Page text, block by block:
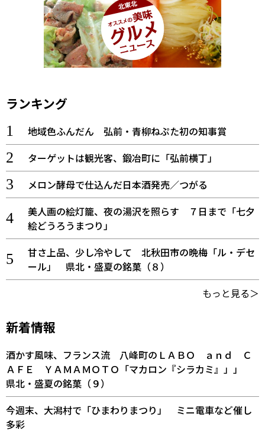
ランキング
地域色ふんだん 弘前・青柳ねぷた初の知事賞
ターゲットは観光客、鍛冶町に「弘前横丁」
メロン酵母で仕込んだ日本酒発売／つがる
美人画の絵灯籠、夜の湯沢を照らす ７日まで「七夕
絵どうろうまつり」
甘さ上品、少し冷やして 北秋田市の晩梅「ル・デセ
ール」 県北・盛夏の銘菓（８）
もっと見る＞
新着情報
酒かす風味、フランス流 八峰町のＬＡＢＯ ａｎｄ Ｃ
ＡＦＥ ＹＡＭＡＭＯＴＯ「マカロン『シラカミ』」」
県北・盛夏の銘菓（９）
今週末、大潟村で「ひまわりまつり」 ミニ電車など催し
多彩